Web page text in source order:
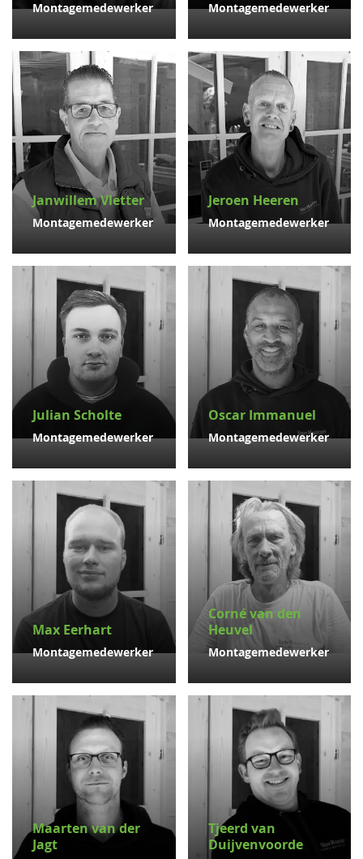
Montagemedewerker Montagemedewerker
Janwillem Vletter
Montagemedewerker
Jeroen Heeren
Montagemedewerker
Julian Scholte
Montagemedewerker
Oscar Immanuel
Montagemedewerker
Max Eerhart
Montagemedewerker
Corné van den
Heuvel
Montagemedewerker
Maarten van der
Jagt
Tjeerd van
Duijvenvoorde